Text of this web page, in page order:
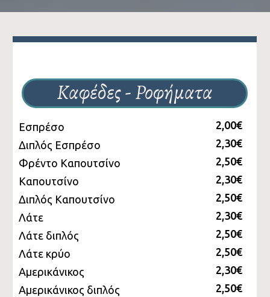
Καφέδες - Ροφήματα
Εσπρέσο
2,00€
Διπλός Εσπρέσο
2,30€
Φρέντο Καπουτσίνο
2,50€
Καπουτσίνο
2,30€
Διπλός Καπουτσίνο
2,50€
Λάτε
2,30€
Λάτε διπλός
2,50€
Λάτε κρύο
2,50€
Αμερικάνικος
2,30€
Αμερικάνικος διπλός
2,50€